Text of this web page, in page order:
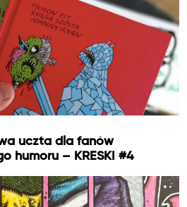
uczta dla fanów
humoru – KRESKI #4